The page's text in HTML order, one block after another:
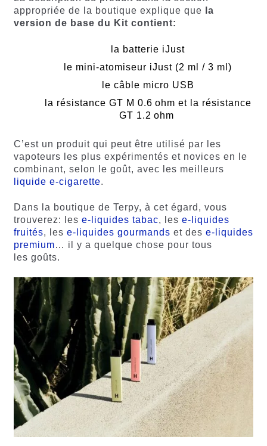
appropriée de la boutique explique que
la
version de base du Kit contient:
la batterie iJust
le mini-atomiseur iJust (2 ml / 3 ml)
le câble micro USB
la résistance GT M 0.6 ohm et la résistance
GT 1.2 ohm
C’est un produit qui peut être utilisé par les
vapoteurs les plus expérimentés et novices en le
combinant, selon le goût, avec les meilleurs
liquide e-cigarette.
Dans la boutique de Terpy, à cet égard, vous
trouverez: les e-liquides tabac, les e-liquides
fruités, les e-liquides gourmands et des e-liquides
premium… il y a quelque chose pour tous
les goûts.